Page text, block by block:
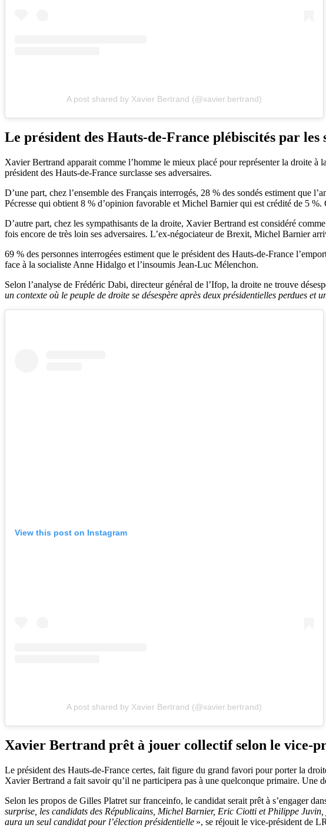
A post shared by Xavier Bertrand (@xavier.bertrand)
Le président des Hauts-de-France plébiscités par les
Xavier Bertrand apparait comme l’homme le mieux placé pour représenter la droite
président des Hauts-de-France surclasse ses adversaires.
D’une part, chez l’ensemble des Français interrogés, 28 % des sondés estiment que
Pécresse qui obtient 8 % d’opinion favorable et Michel Barnier qui est crédité de 5 %.
D’autre part, chez les sympathisants de la droite, Xavier Bertrand est considéré
fois encore de très loin ses adversaires. L’ex-négociateur de Brexit, Michel Barnier
69 % des personnes interrogées estiment que le président des Hauts-de-France
face à la socialiste Anne Hidalgo et l’insoumis Jean-Luc Mélenchon.
Selon l’analyse de Frédéric Dabi, directeur général de l’Ifop, la droite ne trouve
un contexte où le peuple de droite se désespère après deux présidentielles perdues et
View this post on Instagram
A post shared by Xavier Bertrand (@xavier.bertrand)
Xavier Bertrand prêt à jouer collectif selon le vice-
Le président des Hauts-de-France certes, fait figure du grand favori pour porter la
Xavier Bertrand a fait savoir qu’il ne participera pas à une quelconque primaire. Une
Selon les propos de Gilles Platret sur franceinfo, le candidat serait prêt à s’engager
surprise, les candidats des Républicains, Michel Barnier, Eric Ciotti et Philippe
aura un seul candidat pour l’élection présidentielle », se réjouit le vice-président de